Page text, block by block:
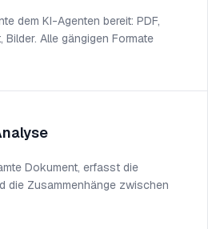
dem KI-Agenten bereit: PDF,
Bilder. Alle gängigen Formate
Dokument, erfasst die
die Zusammenhänge zwischen